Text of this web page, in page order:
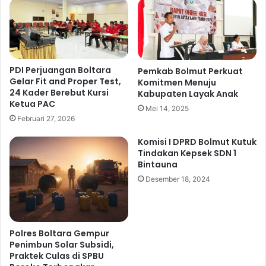
n
S
t
e
v
e
n
S
e
a
g
a
P
t
K
e
t
k
a
n
k
a
n
P
e
r
e
p
a
t
a
K
i
n
e
PDI Perjuangan Boltara
Gelar Fit and Proper Test,
24 Kader Berebut Kursi
Ketua PAC
Februari 27, 2026
Pemkab Bolmut Perkuat
Komitmen Menuju
Kabupaten Layak Anak
Mei 14, 2025
Polres Boltara Gempur
Penimbun Solar Subsidi,
Praktek Culas di SPBU
Komisi I DPRD Bolmut Kutuk
Tindakan Kepsek SDN 1
Bintauna
Desember 18, 2024